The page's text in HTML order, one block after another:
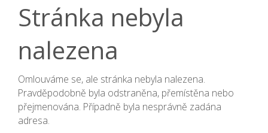
Stránka nebyla
nalezena
Omlouváme se, ale stránka nebyla nalezena.
Pravděpodobně byla odstraněna, přemístěna nebo
přejmenována. Případně byla nesprávně zadána
adresa.